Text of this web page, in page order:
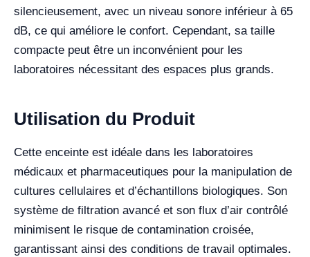
silencieusement, avec un niveau sonore inférieur à 65
dB, ce qui améliore le confort. Cependant, sa taille
compacte peut être un inconvénient pour les
laboratoires nécessitant des espaces plus grands.
Utilisation du Produit
Cette enceinte est idéale dans les laboratoires
médicaux et pharmaceutiques pour la manipulation de
cultures cellulaires et d’échantillons biologiques. Son
système de filtration avancé et son flux d’air contrôlé
minimisent le risque de contamination croisée,
garantissant ainsi des conditions de travail optimales.